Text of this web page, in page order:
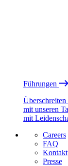
Führungen
mit unseren
mit
Careers
FAQ
Kontakt
Presse